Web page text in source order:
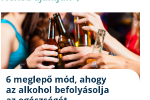
MÉDIAAJÁNLAT
PARTNEREINK
KAPCSOLAT
info@foteldoki.hu Süti beállítások
6 meglepő mód, ahogy
az alkohol befolyásolja